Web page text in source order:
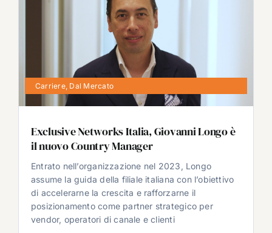
Carriere, Dal Mercato
Exclusive Networks Italia, Giovanni Longo è
il nuovo Country Manager
Entrato nell’organizzazione nel 2023, Longo
assume la guida della filiale italiana con l’obiettivo
di accelerarne la crescita e rafforzarne il
posizionamento come partner strategico per
vendor, operatori di canale e clienti